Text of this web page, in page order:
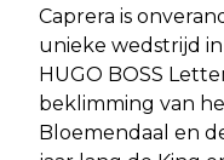
Caprera is
unieke wedstrijd
HUGO BOSS
beklimming van
Bloemendaal en